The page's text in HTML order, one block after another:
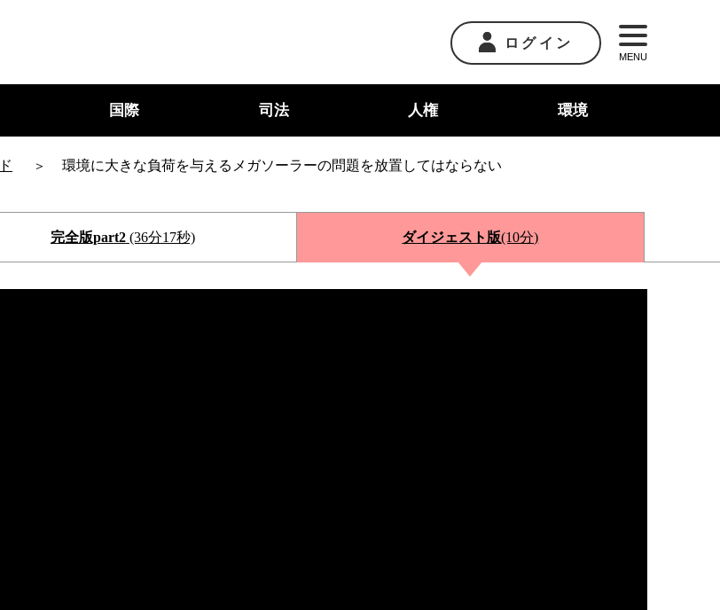
ログイン
MENU
国際 司法 人権 環境
環境に大きな負荷を与えるメガソーラーの問題を放置してはならない
完全版part2 (36分17秒) ダイジェスト版(10分)